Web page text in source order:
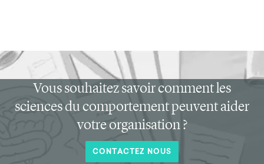
Vous souhaitez savoir comment les
sciences du comportement peuvent aider
votre organisation ?
CONTACTEZ NOUS